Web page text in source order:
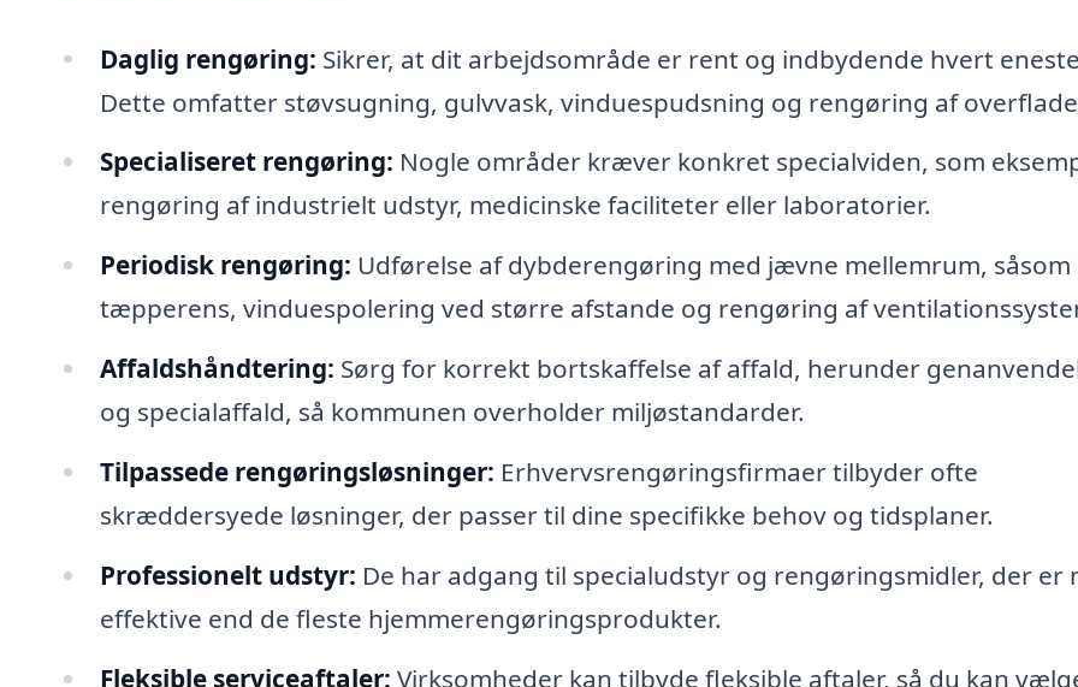
Daglig rengøring: Sikrer, at dit arbejdsområde er rent og indbydende hvert
Dette omfatter støvsugning, gulvvask, vinduespudsning og rengøring af
Specialiseret rengøring: Nogle områder kræver konkret specialviden, som
rengøring af industrielt udstyr, medicinske faciliteter eller laboratorier.
Periodisk rengøring: Udførelse af dybderengøring med jævne mellemrum, såsom
tæpperens, vinduespolering ved større afstande og rengøring af
Affaldshåndtering: Sørg for korrekt bortskaffelse af affald, herunder
og specialaffald, så kommunen overholder miljøstandarder.
Tilpassede rengøringsløsninger: Erhvervsrengøringsfirmaer tilbyder ofte
skræddersyede løsninger, der passer til dine specifikke behov og tidsplaner.
Professionelt udstyr: De har adgang til specialudstyr og rengøringsmidler, der er
effektive end de fleste hjemmerengøringsprodukter.
Fleksible serviceaftaler: Virksomheder kan tilbyde fleksible aftaler, så du kan